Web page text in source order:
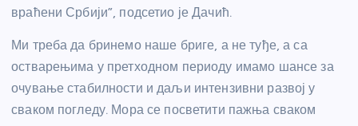
враћени Србији”, подсетио је Дачић.
Ми треба да бринемо наше бриге, а не туђе, а са
остварењима у претходном периоду имамо шансе за
очување стабилности и даљи интензивни развој у
сваком погледу. Мора се посветити пажња сваком